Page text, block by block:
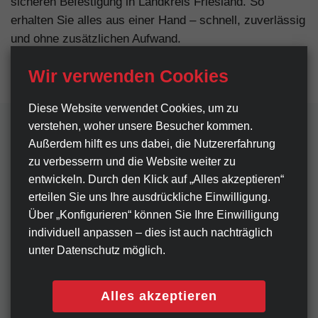
erhalten Sie alles aus einer Hand – schnell, zuverlässig
und ohne zusätzlichen Aufwand.
Häufig gestellte Fragen zu
Werbeschildern in
Landkreis Friesland
Landkreis Friesland verfügbar?
Wir verwenden Cookies
Diese Website verwendet Cookies, um zu
verstehen, woher unsere Besucher kommen.
Außerdem hilft es uns dabei, die Nutzer­erfahrung
zu verbesserrn und die Website weiter zu
entwickeln. Durch den Klick auf „Alles akzeptieren“
erteilen Sie uns Ihre ausdrückliche Einwilligung.
Über „Konfigurieren“ können Sie Ihre Einwilligung
individuell anpassen ‒ dies ist auch nachträglich
unter Datenschutz möglich.
Alles akzeptieren